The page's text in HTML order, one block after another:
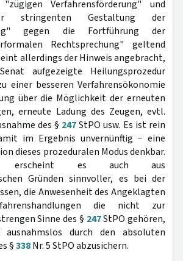
Verfahrensförderung" und
stringenten Gestaltung der
gegen die Fortführung der
Rechtsprechung" geltend
allerdings der Hinweis angebracht,
aufgezeigte Heilungsprozedur
einer besseren Verfahrensökonomie
über die Möglichkeit der erneuten
erneute Ladung des Zeugen, evtl.
des § 247StPO usw. Es ist rein
im Ergebnis unvernünftig − eine
dieses prozeduralen Modus denkbar.
erscheint es auch aus
Gründen sinnvoller, es bei der
die Anwesenheit des Angeklagten
die nicht zur
Sinne des § 247StPO gehören,
ausnahmslos durch den absoluten
§338Nr. 5 StPO abzusichern.